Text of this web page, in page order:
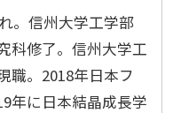
。信州大学工学部
科修了。信州大学工
職。2018年日本フ
年に日本結晶成長学